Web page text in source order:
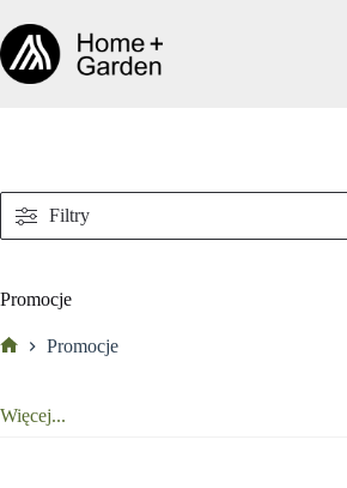
do
treści
Promocje
Promocje
Więcej...
Filtry